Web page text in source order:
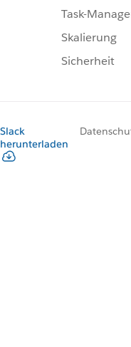
Task-
Skalierung
Sicherheit
Slack
herunterladen